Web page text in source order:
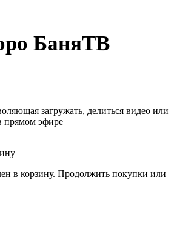
БаняТВ
загружать, делиться видео или
прямом эфире
в корзину. Продолжить покупки или